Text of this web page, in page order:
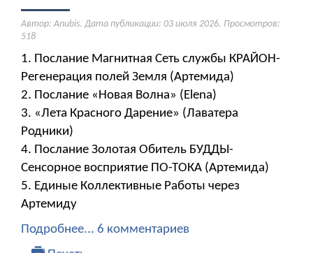
Автор: Anubis. Дата публикации: 03 июля 2026. Просмотров:
518
1. Послание Магнитная Сеть службы КРАЙОН-
Регенерация полей Земля (Артемида)
2. Послание «Новая Волна» (Elena)
3. «Лета Красного Дарение» (Лаватера
Родники)
4. Послание Золотая Обитель БУДДЫ-
Сенсорное восприятие ПО-ТОКА (Артемида)
5. Единые Коллективные Работы через
Артемиду
Подробнее... 6 комментариев